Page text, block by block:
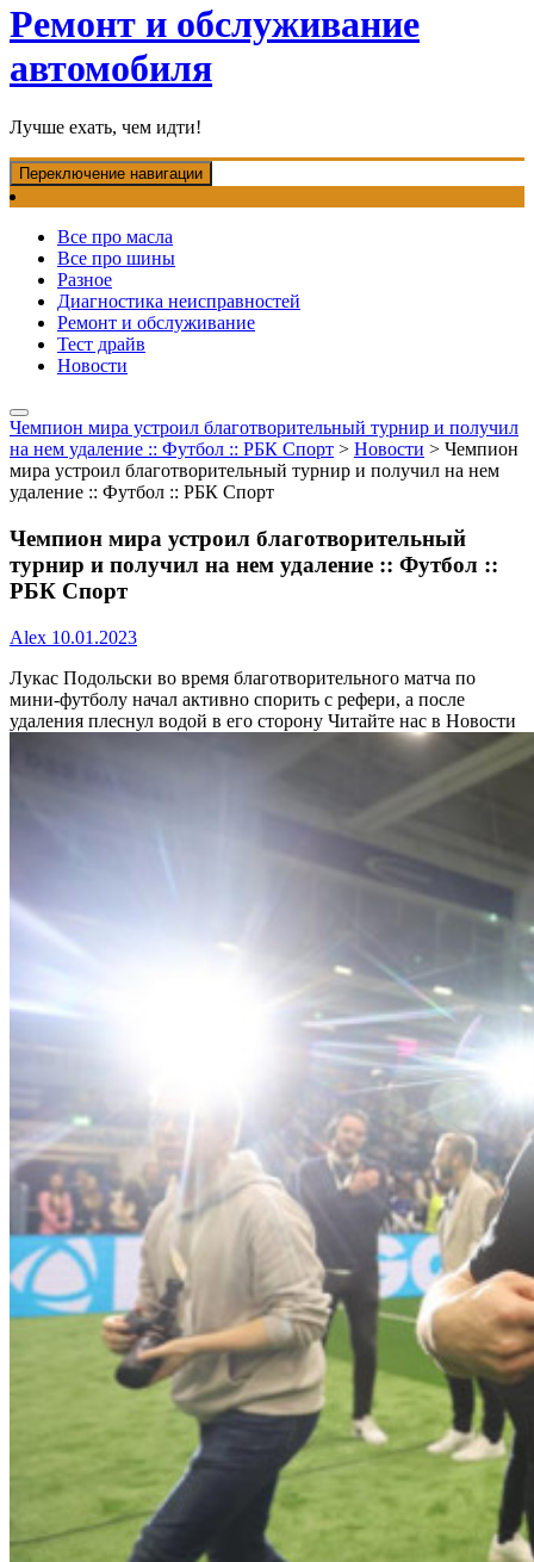
Ремонт и обслуживание
автомобиля
Лучше ехать, чем идти!
Переключение навигации
Все про масла
Все про шины
Разное
Диагностика неисправностей
Ремонт и обслуживание
Тест драйв
Новости
Чемпион мира устроил благотворительный турнир и получил
на нем удаление :: Футбол :: РБК Спорт > Новости > Чемпион
мира устроил благотворительный турнир и получил на нем
удаление :: Футбол :: РБК Спорт
Чемпион мира устроил благотворительный
турнир и получил на нем удаление :: Футбол ::
РБК Спорт
Alex 10.01.2023
Лукас Подольски во время благотворительного матча по
мини-футболу начал активно спорить с рефери, а после
удаления плеснул водой в его сторону Читайте нас в Новости